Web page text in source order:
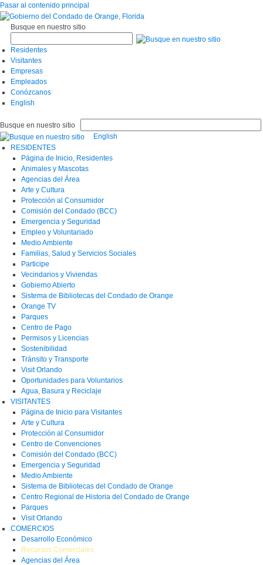
Pasar al contenido principal
Busque en nuestro sitio
Residentes
Visitantes
Empresas
Empleados
Conózcanos
English
Busque en nuestro sitio
English
RESIDENTES
Página de Inicio, Residentes
Animales y Mascotas
Agencias del Área
Arte y Cultura
Protección al Consumidor
Comisión del Condado (BCC)
Emergencia y Seguridad
Empleo y Voluntariado
Medio Ambiente
Familias, Salud y Servicios Sociales
Participe
Vecindarios y Viviendas
Gobierno Abierto
Sistema de Bibliotecas del Condado de Orange
Orange TV
Parques
Centro de Pago
Permisos y Licencias
Sostenibilidad
Tránsito y Transporte
Visit Orlando
Oportunidades para Voluntarios
Agua, Basura y Reciclaje
VISITANTES
Página de Inicio para Visitantes
Arte y Cultura
Protección al Consumidor
Centro de Convenciones
Comisión del Condado (BCC)
Emergencia y Seguridad
Medio Ambiente
Sistema de Bibliotecas del Condado de Orange
Centro Regional de Historia del Condado de Orange
Parques
Visit Orlando
COMERCIOS
Desarrollo Económico
Recursos Comerciales
Agencias del Área